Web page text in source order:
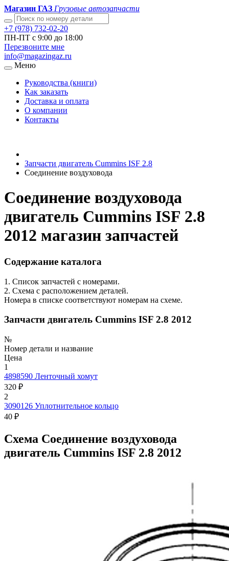
Магазин ГАЗ Грузовые автозапчасти
+7 (978) 732-02-20
ПН-ПТ с 9:00 до 18:00
Перезвоните мне
info@magazingaz.ru
Меню
Руководства (книги)
Как заказать
Доставка и оплата
О компании
Контакты
Запчасти двигатель Cummins ISF 2.8
Соединение воздуховода
Соединение воздуховода
двигатель Cummins ISF 2.8
2012 магазин запчастей
Содержание каталога
1. Список запчастей с номерами.
2. Схема с расположением деталей.
Номера в списке соответствуют номерам на схеме.
Запчасти двигатель Cummins ISF 2.8 2012
№
Номер детали и название
Цена
1
4898590 Ленточный хомут
320 ₽
2
3090126 Уплотнительное кольцо
40 ₽
Схема Соединение воздуховода
двигатель Cummins ISF 2.8 2012